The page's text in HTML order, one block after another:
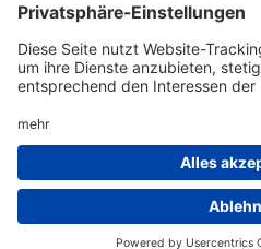
Datenschutz
FAQ